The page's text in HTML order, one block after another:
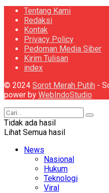
Tentang Kami
Redaksi
Kontak
Privacy Policy
Pedoman Media Siber
Kirim Tulisan
index
© 2024 Sorot Merah Putih -
power by WebIndoStudio
Tidak ada hasil
Lihat Semua hasil
News
Nasional
Hukum
Teknologi
Viral